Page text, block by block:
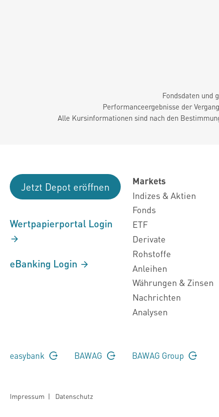
Fondsdaten und
Performanceergebnisse der
Alle Kursinformationen sind nach den
Jetzt Depot eröffnen
Wertpapierportal Login
eBanking Login
Markets
Indizes & Aktien
Fonds
ETF
Derivate
Rohstoffe
Anleihen
Währungen & Zinsen
Nachrichten
Analysen
easybank BAWAG BAWAG Group
Impressum | Datenschutz